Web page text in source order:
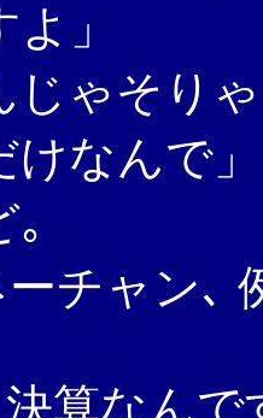
」
じゃそり
なんで」
｡
ーチャン､
決算なん